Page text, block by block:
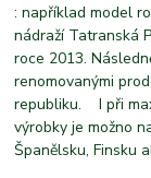
: například model
nádraží Tatranská
roce 2013.
renomovanými
republiku. I při
výrobky je možno
Španělsku, Finsku